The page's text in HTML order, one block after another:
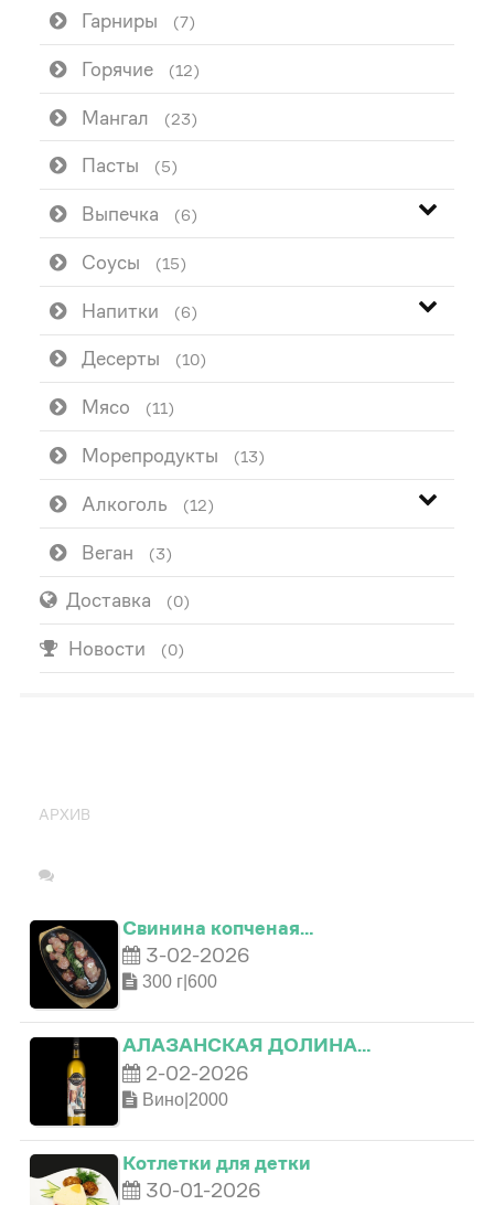
Гарниры (7)
Горячие (12)
Мангал (23)
Пасты (5)
Выпечка (6)
Соусы (15)
Напитки (6)
Десерты (10)
Мясо (11)
Морепродукты (13)
Алкоголь (12)
Веган (3)
Доставка (0)
Новости (0)
АРХИВ
Свинина копченая…
3-02-2026
300 г|600
АЛАЗАНСКАЯ ДОЛИНА…
2-02-2026
Вино|2000
Котлетки для детки
30-01-2026
0
0
2